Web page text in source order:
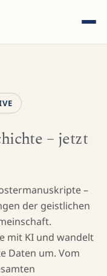
ESC
Blog-Beiträgen zu
– jetzt
–
der geistlichen
mit KI und wandelt
Daten um. Vom